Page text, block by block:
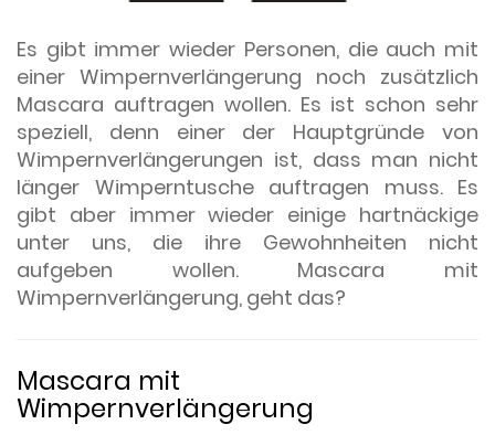
Es gibt immer wieder Personen, die auch mit
einer Wimpernverlängerung noch zusätzlich
Mascara auftragen wollen. Es ist schon sehr
speziell, denn einer der Hauptgründe von
Wimpernverlängerungen ist, dass man nicht
länger Wimperntusche auftragen muss. Es
gibt aber immer wieder einige hartnäckige
unter uns, die ihre Gewohnheiten nicht
aufgeben wollen. Mascara mit
Wimpernverlängerung, geht das?
Mascara mit
Wimpernverlängerung